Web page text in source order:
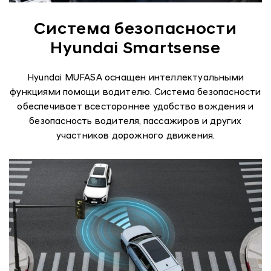
Система безопасности
Hyundai Smartsense
Hyundai MUFASA оснащен интеллектуальными
функциями помощи водителю. Система безопасности
обеспечивает всестороннее удобство вождения и
безопасность водителя, пассажиров и других
участников дорожного движения.